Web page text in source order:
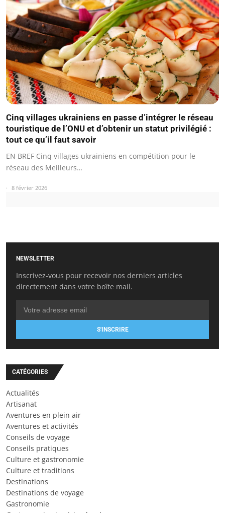
Cinq villages ukrainiens en passe d’intégrer le réseau
touristique de l’ONU et d’obtenir un statut privilégié :
tout ce qu’il faut savoir
EN BREF Cinq villages ukrainiens en compétition pour le
réseau des Meilleurs…
8 février 2026
NEWSLETTER
Inscrivez-vous pour recevoir nos derniers articles
directement dans votre boîte mail.
S'INSCRIRE
CATÉGORIES
Actualités
Artisanat
Aventures en plein air
Aventures et activités
Conseils de voyage
Conseils pratiques
Culture et gastronomie
Culture et traditions
Destinations
Destinations de voyage
Gastronomie